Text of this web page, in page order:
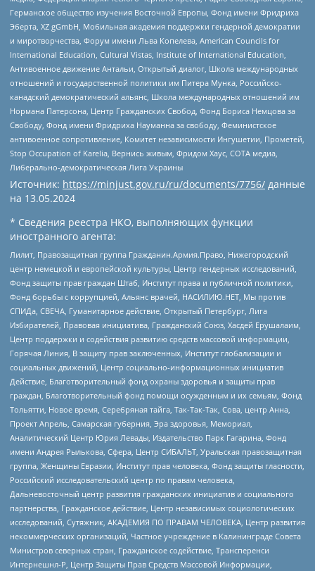
Германское общество изучения Восточной Европы, Фонд имени Фридриха
Эберта, XZ gGmbH, Мобильная академия поддержки гендерной демократии
и миротворчества, Форум имени Льва Копелева, American Councils for
International Education, Cultural Vistas, Institute of International Education,
Антивоенное движение Антальи, Открытый диалог, Школа международных
отношений и государственной политики им Питера Мунка, Российско-
канадский демократический альянс, Школа международных отношений им
Нормана Патерсона, Центр Гражданских Свобод, Фонд Бориса Немцова за
Свободу, Фонд имени Фридриха Науманна за свободу, Феминистское
антивоенное сопротивление, Комитет независимости Ингушетии, Прометей,
Stop Occupation of Karelia, Вернись живым, Фридом Хаус, СОТА медиа,
Либерально-демократическая Лига Украины
Источник: https://minjust.gov.ru/ru/documents/7756/ данные
на 13.05.2024
* Сведения реестра НКО, выполняющих функции
иностранного агента:
Лилит, Правозащитная группа Гражданин.Армия.Право, Нижегородский
центр немецкой и европейской культуры, Центр гендерных исследований,
Фонд защиты прав граждан Штаб, Институт права и публичной политики,
Фонд борьбы с коррупцией, Альянс врачей, НАСИЛИЮ.НЕТ, Мы против
СПИДа, СВЕЧА, Гуманитарное действие, Открытый Петербург, Лига
Избирателей, Правовая инициатива, Гражданский Союз, Хасдей Ерушалаим,
Центр поддержки и содействия развитию средств массовой информации,
Горячая Линия, В защиту прав заключенных, Институт глобализации и
социальных движений, Центр социально-информационных инициатив
Действие, Благотворительный фонд охраны здоровья и защиты прав
граждан, Благотворительный фонд помощи осужденным и их семьям, Фонд
Тольятти, Новое время, Серебряная тайга, Так-Так-Так, Сова, центр Анна,
Проект Апрель, Самарская губерния, Эра здоровья, Мемориал,
Аналитический Центр Юрия Левады, Издательство Парк Гагарина, Фонд
имени Андрея Рылькова, Сфера, Центр СИБАЛЬТ, Уральская правозащитная
группа, Женщины Евразии, Институт прав человека, Фонд защиты гласности,
Российский исследовательский центр по правам человека,
Дальневосточный центр развития гражданских инициатив и социального
партнерства, Гражданское действие, Центр независимых социологических
исследований, Сутяжник, АКАДЕМИЯ ПО ПРАВАМ ЧЕЛОВЕКА, Центр развития
некоммерческих организаций, Частное учреждение в Калининграде Совета
Министров северных стран, Гражданское содействие, Трансперенси
Интернешнл-Р, Центр Защиты Прав Средств Массовой Информации,